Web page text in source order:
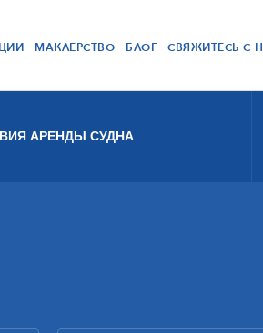
МАКЛЕРСТВО БЛОГ СВЯЖИТЕСЬ С
АРЕНДЫ СУДНА